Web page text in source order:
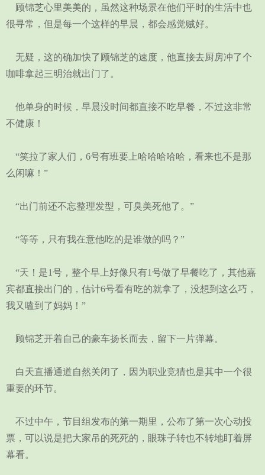
顾锦芝心里美美的，虽然这种场景在他们平时的生活中也
很寻常，但是每一个这样的早晨，都会感觉贼好。
无疑，这的确加快了顾锦芝的速度，他直接去厨房冲了个
咖啡拿起三明治就出门了。
他单身的时候，早晨没时间都直接不吃早餐，不过这非常
不健康！
“笑拉了家人们，6号有班要上哈哈哈哈哈，看来也不是那
么闲嘛！”
“出门前还不忘整理发型，可臭美死他了。”
“等等，只有我在意他吃的是谁做的吗？”
“天！是1号，整个早上好像只有1号做了早餐吃了，其他嘉
宾都直接出门的，估计6号看有吃的就拿了，没想到这么巧，
我又嗑到了妈妈！”
顾锦芝开着自己的豪车扬长而去，留下一片弹幕。
白天直播通道自然关闭了，因为职业竞猜也是其中一个很
重要的环节。
不过中午，节目组发布的第一期里，公布了第一次心动投
票，可以说是把大家吊的死死的，眼珠子转也不转地盯着屏
幕看。